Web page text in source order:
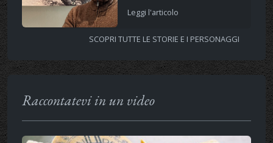
Leggi l'articolo
SCOPRI TUTTE LE STORIE E I PERSONAGGI
Raccontatevi in un video